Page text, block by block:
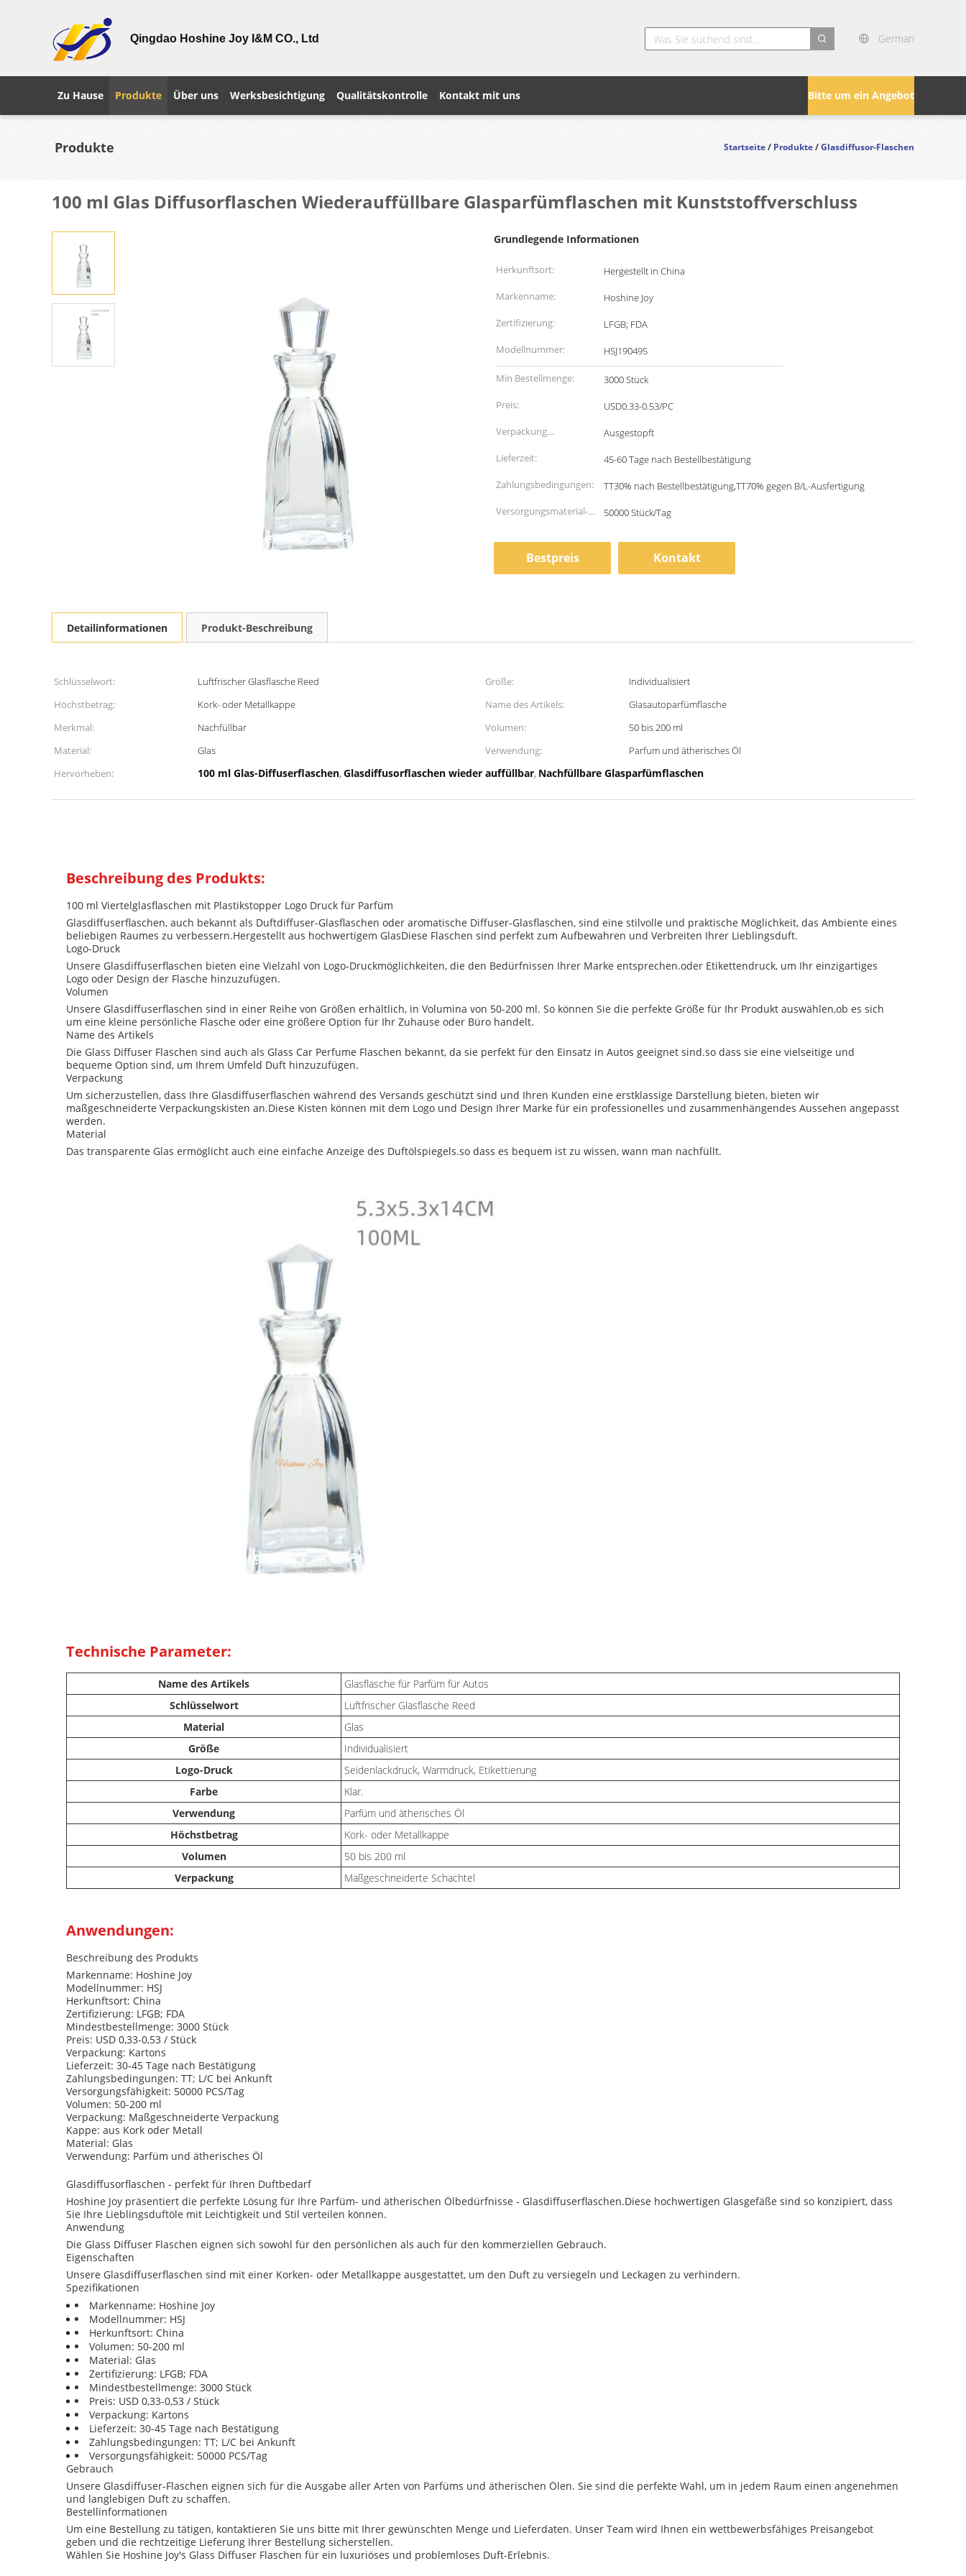
Qingdao Hoshine Joy I&M CO., Ltd German
Bitte um ein Angebot
Zu Hause Produkte Über uns Werksbesichtigung Qualitätskontrolle Kontakt mit uns
Produkte Startseite/Produkte/Glasdiffusor-Flaschen
100 ml Glas Diffusorflaschen Wiederauffüllbare Glasparfümflaschen mit Kunststoffverschluss
Grundlegende Informationen
Herkunftsort:
Hergestellt in China
Markenname:
Hoshine Joy
Zertifizierung:
LFGB; FDA
Modellnummer:
HSJ190495
Min Bestellmenge:
3000 Stück
Preis:
USD0.33-0.53/PC
Verpackung
Informationen:
Ausgestopft
Lieferzeit:
45-60 Tage nach Bestellbestätigung
Zahlungsbedingungen:
TT30% nach Bestellbestätigung,TT70% gegen B/L-Ausfertigung
Versorgungsmaterial-
50000 Stück/Tag
Bestpreis Kontakt
Detailinformationen Produkt-Beschreibung
Schlüsselwort: Luftfrischer Glasflasche Reed Größe:
Individualisiert
Höchstbetrag:
Kork- oder Metallkappe Name des Artikels:
Glasautoparfümflasche
Merkmal:
Nachfüllbar Volumen:
50 bis 200 ml
Material:
Glas Verwendung:
Parfum und ätherisches Öl
Hervorheben:
100 ml Glas-Diffuserflaschen, Glasdiffusorflaschen wieder auffüllbar, Nachfüllbare Glasparfümflaschen
Beschreibung des Produkts:
100 ml Viertelglasflaschen mit Plastikstopper Logo Druck für Parfüm
Glasdiffuserflaschen, auch bekannt als Duftdiffuser-Glasflaschen oder aromatische Diffuser-Glasflaschen, sind eine stilvolle und praktische Möglichkeit, das Ambiente eines
beliebigen Raumes zu verbessern.Hergestellt aus hochwertigem GlasDiese Flaschen sind perfekt zum Aufbewahren und Verbreiten Ihrer Lieblingsduft.
Logo-Druck
Unsere Glasdiffuserflaschen bieten eine Vielzahl von Logo-Druckmöglichkeiten, die den Bedürfnissen Ihrer Marke entsprechen.oder Etikettendruck, um Ihr einzigartiges
Logo oder Design der Flasche hinzuzufügen.
Volumen
Unsere Glasdiffuserflaschen sind in einer Reihe von Größen erhältlich, in Volumina von 50-200 ml. So können Sie die perfekte Größe für Ihr Produkt auswählen,ob es sich
um eine kleine persönliche Flasche oder eine größere Option für Ihr Zuhause oder Büro handelt.
Name des Artikels
Die Glass Diffuser Flaschen sind auch als Glass Car Perfume Flaschen bekannt, da sie perfekt für den Einsatz in Autos geeignet sind.so dass sie eine vielseitige und
bequeme Option sind, um Ihrem Umfeld Duft hinzuzufügen.
Verpackung
Um sicherzustellen, dass Ihre Glasdiffuserflaschen während des Versands geschützt sind und Ihren Kunden eine erstklassige Darstellung bieten, bieten wir
maßgeschneiderte Verpackungskisten an.Diese Kisten können mit dem Logo und Design Ihrer Marke für ein professionelles und zusammenhängendes Aussehen angepasst
werden.
Material
Das transparente Glas ermöglicht auch eine einfache Anzeige des Duftölspiegels.so dass es bequem ist zu wissen, wann man nachfüllt.
Technische Parameter:
Name des Artikels
Glasflasche für Parfüm für Autos
Schlüsselwort
Luftfrischer Glasflasche Reed
Material
Glas
Größe
Individualisiert
Logo-Druck
Seidenlackdruck, Warmdruck, Etikettierung
Farbe
Klar.
Verwendung
Parfüm und ätherisches Öl
Höchstbetrag
Kork- oder Metallkappe
Volumen
50 bis 200 ml
Verpackung
Maßgeschneiderte Schachtel
Anwendungen:
Beschreibung des Produkts
Markenname: Hoshine Joy
Modellnummer: HSJ
Herkunftsort: China
Zertifizierung: LFGB; FDA
Mindestbestellmenge: 3000 Stück
Preis: USD 0,33-0,53 / Stück
Verpackung: Kartons
Lieferzeit: 30-45 Tage nach Bestätigung
Zahlungsbedingungen: TT; L/C bei Ankunft
Versorgungsfähigkeit: 50000 PCS/Tag
Volumen: 50-200 ml
Verpackung: Maßgeschneiderte Verpackung
Kappe: aus Kork oder Metall
Material: Glas
Verwendung: Parfüm und ätherisches Öl
Glasdiffusorflaschen - perfekt für Ihren Duftbedarf
Hoshine Joy präsentiert die perfekte Lösung für Ihre Parfüm- und ätherischen Ölbedürfnisse - Glasdiffuserflaschen.Diese hochwertigen Glasgefäße sind so konzipiert, dass
Sie Ihre Lieblingsduftöle mit Leichtigkeit und Stil verteilen können.
Anwendung
Die Glass Diffuser Flaschen eignen sich sowohl für den persönlichen als auch für den kommerziellen Gebrauch.
Eigenschaften
Unsere Glasdiffuserflaschen sind mit einer Korken- oder Metallkappe ausgestattet, um den Duft zu versiegeln und Leckagen zu verhindern.
Spezifikationen
Markenname: Hoshine Joy
Modellnummer: HSJ
Herkunftsort: China
Volumen: 50-200 ml
Material: Glas
Zertifizierung: LFGB; FDA
Mindestbestellmenge: 3000 Stück
Preis: USD 0,33-0,53 / Stück
Verpackung: Kartons
Lieferzeit: 30-45 Tage nach Bestätigung
Zahlungsbedingungen: TT; L/C bei Ankunft
Versorgungsfähigkeit: 50000 PCS/Tag
Gebrauch
Unsere Glasdiffuser-Flaschen eignen sich für die Ausgabe aller Arten von Parfüms und ätherischen Ölen. Sie sind die perfekte Wahl, um in jedem Raum einen angenehmen
und langlebigen Duft zu schaffen.
Bestellinformationen
Um eine Bestellung zu tätigen, kontaktieren Sie uns bitte mit Ihrer gewünschten Menge und Lieferdaten. Unser Team wird Ihnen ein wettbewerbsfähiges Preisangebot
geben und die rechtzeitige Lieferung Ihrer Bestellung sicherstellen.
Wählen Sie Hoshine Joy's Glass Diffuser Flaschen für ein luxuriöses und problemloses Duft-Erlebnis.